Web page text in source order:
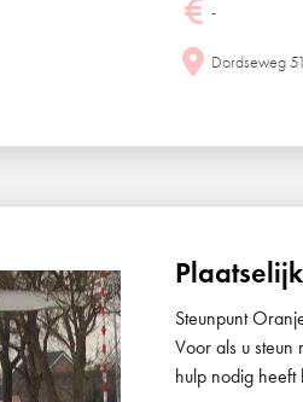
-
Dordseweg
Steunpunt
Voor als u
hulp nodig heeft